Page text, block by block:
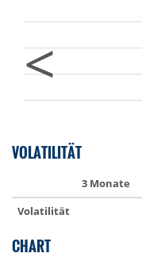
<
VOLATILITÄT
3 Monate
Volatilität
CHART